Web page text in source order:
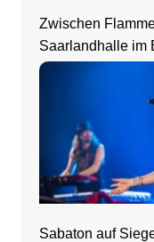
Zwischen
Saarlandhalle im
Sabaton auf